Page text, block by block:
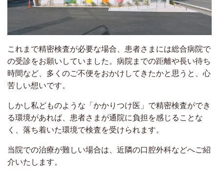
これまで精密検査が必要な場合、患者さまには総合病院で
の受診をお願いしていました。病院までの距離や長い待ち
時間など、多くのご不便をおかけしてきたかと思うと、心
苦しい想いです。
しかし私どものような「かかりつけ医」で精密検査ができ
る環境があれば、患者さまが通院に負担を感じることな
く、落ち着いた環境で検査を受けられます。
当院での治療が難しい場合は、近隣の口腔外科などへご紹
介いたします。